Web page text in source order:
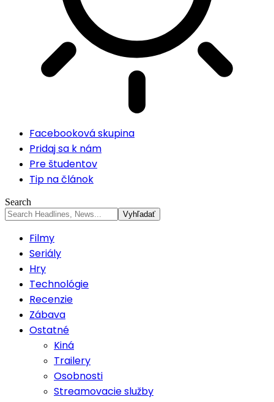
Facebooková skupina
Pridaj sa k nám
Pre študentov
Tip na článok
Search
Filmy
Seriály
Hry
Technológie
Recenzie
Zábava
Ostatné
Kiná
Trailery
Osobnosti
Streamovacie služby